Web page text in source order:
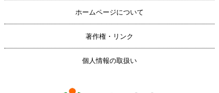
ホームページについて
著作権・リンク
個人情報の取扱い